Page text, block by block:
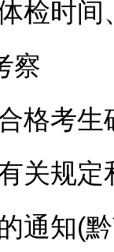
检时
考生确
关规
通知(